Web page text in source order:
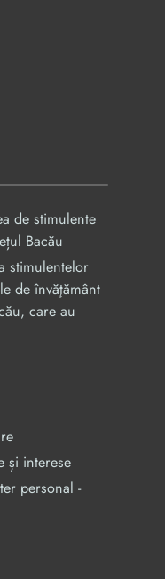
de stimulente
Bacău
stimulentelor
de învăţământ
care au
și interese
personal -